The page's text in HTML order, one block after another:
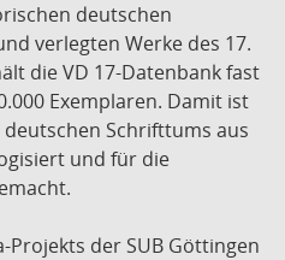
deutschen
verlegten Werke des 17.
die VD 17-Datenbank fast
Exemplaren. Damit ist
Schrifttums aus
und für die
Projekts der SUB Göttingen